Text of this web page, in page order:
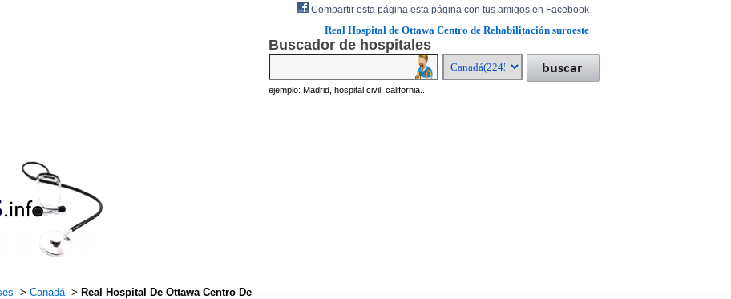
Real Hospital de Ottawa Centro de Rehabilitación suroeste
Buscador de hospitales
ejemplo: Madrid, hospital civil, california...
-> Canadá-> Real Hospital De Ottawa Centro De
Compartir esta página esta página con tus amigos en Facebook